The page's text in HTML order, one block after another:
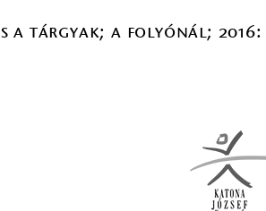
tárgyak; a folyónál; 2016: